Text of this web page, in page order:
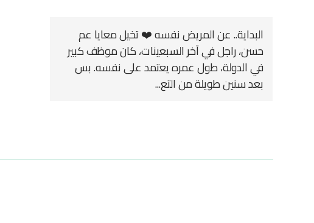
البداية.. عن المريض نفسه ❤️ تخيل معايا عم
حسن، راجل في آخر السبعينات، كان موظف كبير
في الدولة، طول عمره يعتمد على نفسه. بس
بعد سنين طويلة من التع...